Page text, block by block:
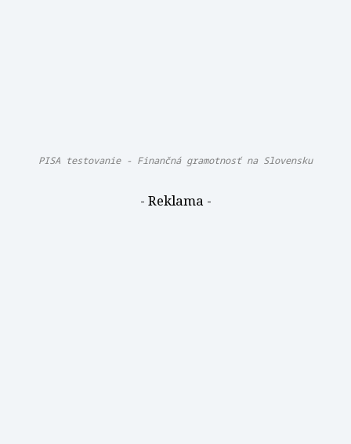
PISA testovanie - Finančná gramotnosť na Slovensku
- Reklama -